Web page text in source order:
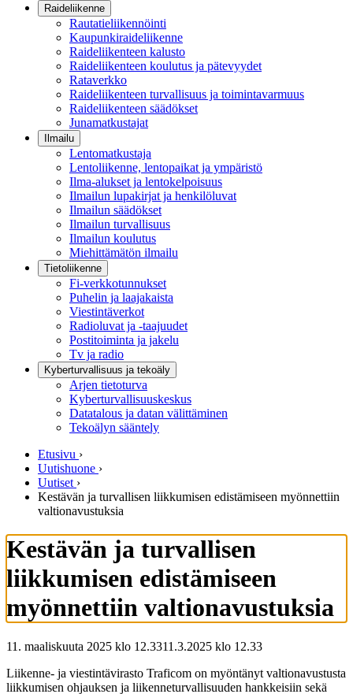
Raideliikenne
Rautatieliikennöinti
Kaupunkiraideliikenne
Raideliikenteen kalusto
Raideliikenteen koulutus ja pätevyydet
Rataverkko
Raideliikenteen turvallisuus ja toimintavarmuus
Raideliikenteen säädökset
Junamatkustajat
Ilmailu
Lentomatkustaja
Lentoliikenne, lentopaikat ja ympäristö
Ilma-alukset ja lentokelpoisuus
Ilmailun lupakirjat ja henkilöluvat
Ilmailun säädökset
Ilmailun turvallisuus
Ilmailun koulutus
Miehittämätön ilmailu
Tietoliikenne
Fi-verkkotunnukset
Puhelin ja laajakaista
Viestintäverkot
Radioluvat ja -taajuudet
Postitoiminta ja jakelu
Tv ja radio
Kyberturvallisuus ja tekoäly
Arjen tietoturva
Kyberturvallisuuskeskus
Datatalous ja datan välittäminen
Tekoälyn sääntely
Etusivu ›
Uutishuone ›
Uutiset ›
Kestävän ja turvallisen liikkumisen edistämiseen myönnettiin
valtionavustuksia
Kestävän ja turvallisen
liikkumisen edistämiseen
myönnettiin valtionavustuksia
11. maaliskuuta 2025 klo 12.3311.3.2025 klo 12.33
Liikenne- ja viestintävirasto Traficom on myöntänyt valtionavustusta
liikkumisen ohjauksen ja liikenneturvallisuuden hankkeisiin sekä